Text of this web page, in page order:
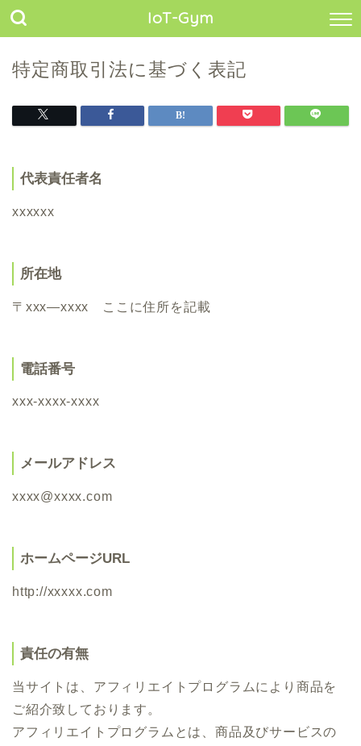
IoT-Gym
特定商取引法に基づく表記
代表責任者名
xxxxxx
所在地
〒xxx―xxxx ここに住所を記載
電話番号
xxx-xxxx-xxxx
メールアドレス
xxxx@xxxx.com
ホームページURL
http://xxxxx.com
責任の有無
当サイトは、アフィリエイトプログラムにより商品を
ご紹介致しております。
アフィリエイトプログラムとは、商品及びサービスの